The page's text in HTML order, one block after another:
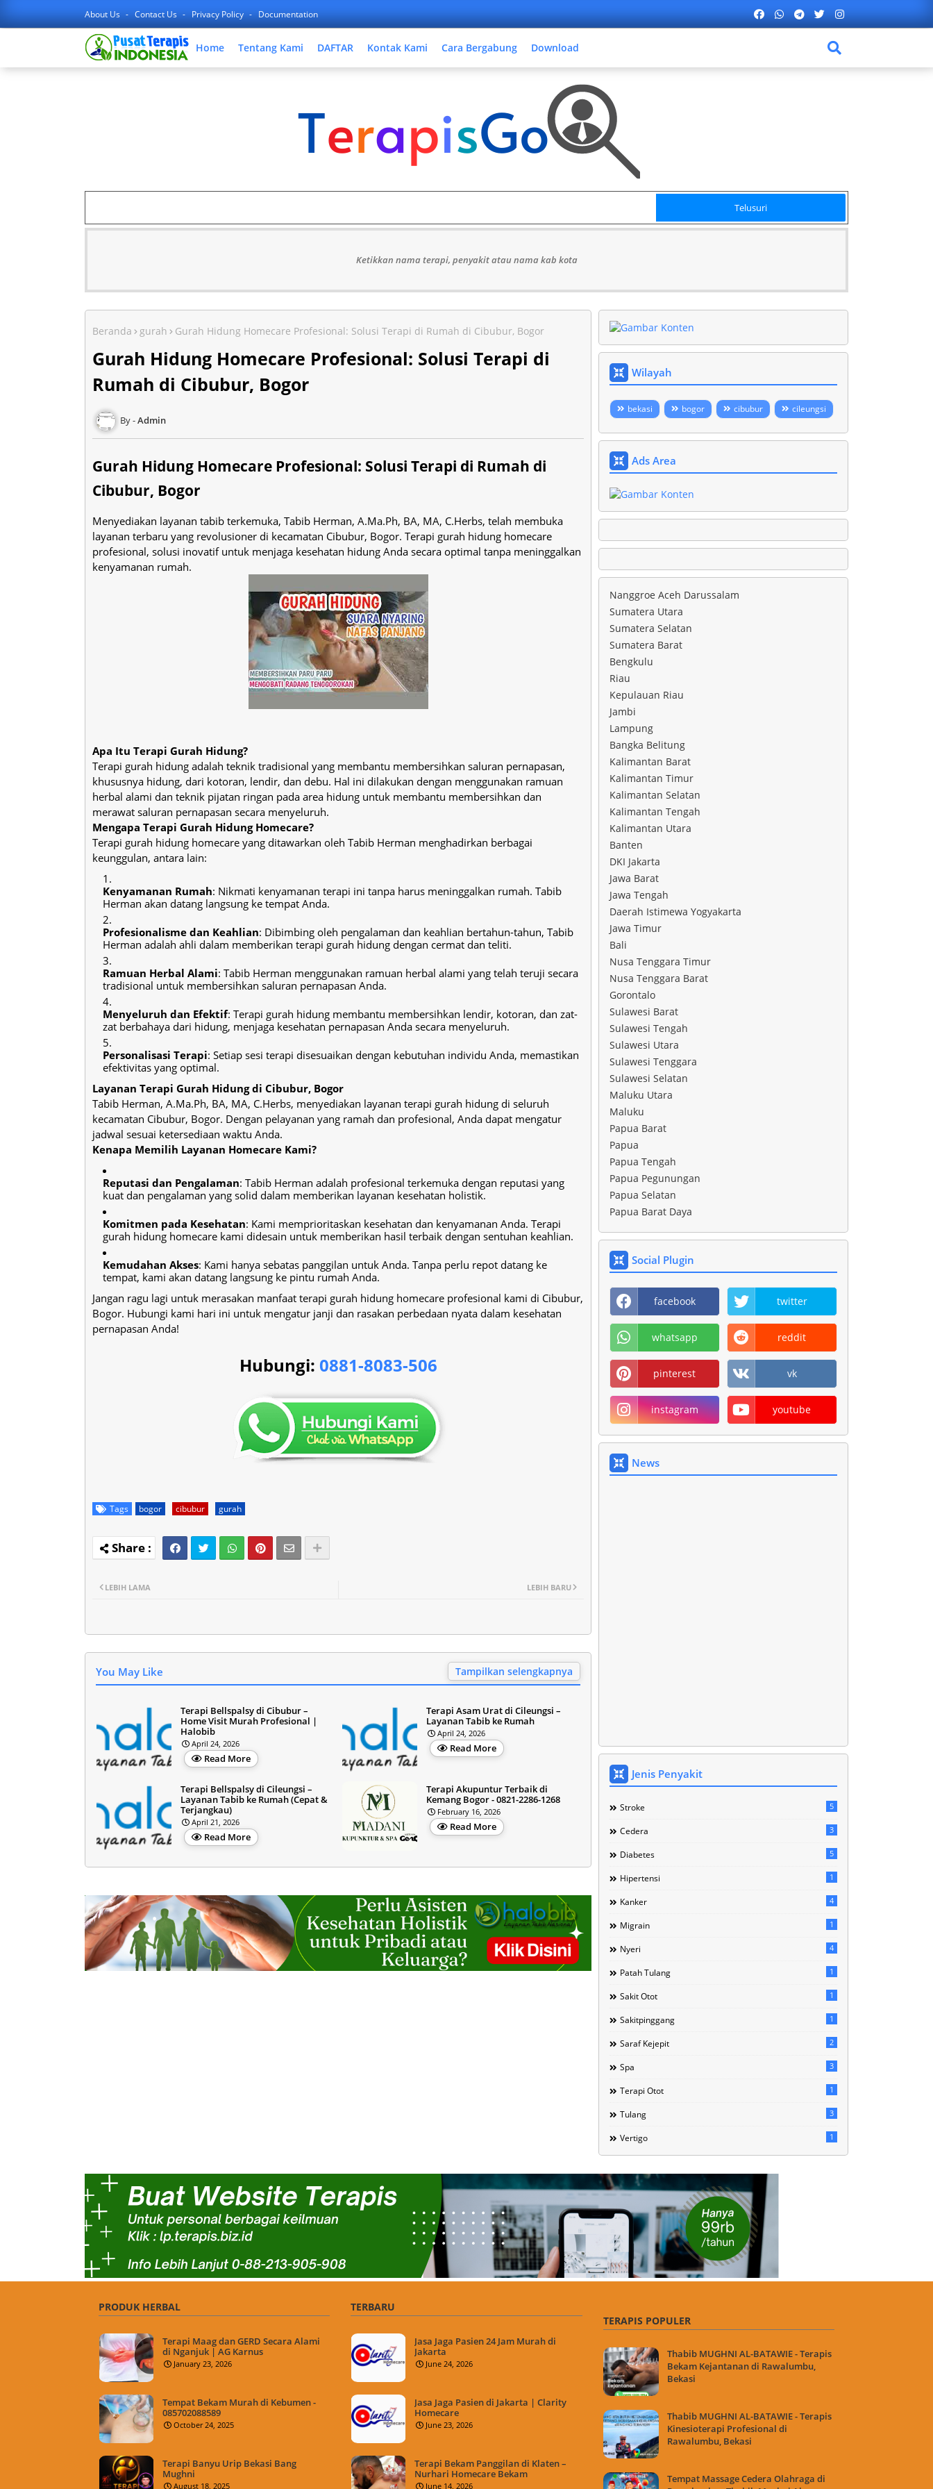
About Us Contact Us Privacy Policy Documentation
Home Tentang Kami DAFTAR Kontak Kami Cara Bergabung Download
Ketikkan nama terapi, penyakit atau nama kab kota
Beranda gurah Gurah Hidung Homecare Profesional: Solusi Terapi di Rumah di Cibubur, Bogor
Gurah Hidung Homecare Profesional: Solusi Terapi di
Rumah di Cibubur, Bogor
Admin
Gurah Hidung Homecare Profesional: Solusi Terapi di Rumah di
Cibubur, Bogor
Menyediakan layanan tabib terkemuka, Tabib Herman, A.Ma.Ph, BA, MA, C.Herbs, telah membuka
layanan terbaru yang revolusioner di kecamatan Cibubur, Bogor. Terapi gurah hidung homecare
profesional, solusi inovatif untuk menjaga kesehatan hidung Anda secara optimal tanpa meninggalkan
kenyamanan rumah.
Apa Itu Terapi Gurah Hidung?
Terapi gurah hidung adalah teknik tradisional yang membantu membersihkan saluran pernapasan,
khususnya hidung, dari kotoran, lendir, dan debu. Hal ini dilakukan dengan menggunakan ramuan
herbal alami dan teknik pijatan ringan pada area hidung untuk membantu membersihkan dan
merawat saluran pernapasan secara menyeluruh.
Mengapa Terapi Gurah Hidung Homecare?
Terapi gurah hidung homecare yang ditawarkan oleh Tabib Herman menghadirkan berbagai
keunggulan, antara lain:
Kenyamanan Rumah: Nikmati kenyamanan terapi ini tanpa harus meninggalkan rumah. Tabib
Herman akan datang langsung ke tempat Anda.
Profesionalisme dan Keahlian: Dibimbing oleh pengalaman dan keahlian bertahun-tahun, Tabib
Herman adalah ahli dalam memberikan terapi gurah hidung dengan cermat dan teliti.
Ramuan Herbal Alami: Tabib Herman menggunakan ramuan herbal alami yang telah teruji secara
tradisional untuk membersihkan saluran pernapasan Anda.
Menyeluruh dan Efektif: Terapi gurah hidung membantu membersihkan lendir, kotoran, dan zat-
zat berbahaya dari hidung, menjaga kesehatan pernapasan Anda secara menyeluruh.
Personalisasi Terapi: Setiap sesi terapi disesuaikan dengan kebutuhan individu Anda, memastikan
efektivitas yang optimal.
Layanan Terapi Gurah Hidung di Cibubur, Bogor
Tabib Herman, A.Ma.Ph, BA, MA, C.Herbs, menyediakan layanan terapi gurah hidung di seluruh
kecamatan Cibubur, Bogor. Dengan pelayanan yang ramah dan profesional, Anda dapat mengatur
jadwal sesuai ketersediaan waktu Anda.
Kenapa Memilih Layanan Homecare Kami?
Reputasi dan Pengalaman: Tabib Herman adalah profesional terkemuka dengan reputasi yang
kuat dan pengalaman yang solid dalam memberikan layanan kesehatan holistik.
Komitmen pada Kesehatan: Kami memprioritaskan kesehatan dan kenyamanan Anda. Terapi
gurah hidung homecare kami didesain untuk memberikan hasil terbaik dengan sentuhan keahlian.
Kemudahan Akses: Kami hanya sebatas panggilan untuk Anda. Tanpa perlu repot datang ke
tempat, kami akan datang langsung ke pintu rumah Anda.
Jangan ragu lagi untuk merasakan manfaat terapi gurah hidung homecare profesional kami di Cibubur,
Bogor. Hubungi kami hari ini untuk mengatur janji dan rasakan perbedaan nyata dalam kesehatan
pernapasan Anda!
Hubungi: 0881-8083-506
Tags bogor cibubur gurah
LEBIH BARU
LEBIH LAMA
You May Like Tampilkan selengkapnya
Terapi Bellspalsy di Cibubur –
Home Visit Murah Profesional |
Halobib
April 24, 2026
Read More
Terapi Asam Urat di Cileungsi –
Layanan Tabib ke Rumah
April 24, 2026
Read More
Terapi Bellspalsy di Cileungsi –
Layanan Tabib ke Rumah (Cepat &
Terjangkau)
April 21, 2026
Read More
Terapi Akupuntur Terbaik di
Kemang Bogor - 0821-2286-1268
February 16, 2026
Read More
Wilayah
bekasi bogor cibubur cileungsi
Ads Area
Nanggroe Aceh Darussalam
Sumatera Utara
Sumatera Selatan
Sumatera Barat
Bengkulu
Riau
Kepulauan Riau
Jambi
Lampung
Bangka Belitung
Kalimantan Barat
Kalimantan Timur
Kalimantan Selatan
Kalimantan Tengah
Kalimantan Utara
Banten
DKI Jakarta
Jawa Barat
Jawa Tengah
Daerah Istimewa Yogyakarta
Jawa Timur
Bali
Nusa Tenggara Timur
Nusa Tenggara Barat
Gorontalo
Sulawesi Barat
Sulawesi Tengah
Sulawesi Utara
Sulawesi Tenggara
Sulawesi Selatan
Maluku Utara
Maluku
Papua Barat
Papua
Papua Tengah
Papua Pegunungan
Papua Selatan
Papua Barat Daya
Social Plugin
facebook twitter
whatsapp reddit
pinterest vk
instagram youtube
News
Jenis Penyakit
Stroke 5
Cedera 3
Diabetes 5
Hipertensi 1
Kanker 4
Migrain 1
Nyeri 4
Patah Tulang 1
Sakit Otot 1
Sakitpinggang 1
Saraf Kejepit 2
Spa 3
Terapi Otot 1
Tulang 3
Vertigo 1
PRODUK HERBAL
Terapi Maag dan GERD Secara Alami
di Nganjuk | AG Karnus
January 23, 2026
Tempat Bekam Murah di Kebumen -
085702088589
October 24, 2025
Terapi Banyu Urip Bekasi Bang
Mughni
August 18, 2025
TERBARU
Jasa Jaga Pasien 24 Jam Murah di
Jakarta
June 24, 2026
Jasa Jaga Pasien di Jakarta | Clarity
Homecare
June 23, 2026
Terapi Bekam Panggilan di Klaten –
Nurhari Homecare Bekam
June 14, 2026
TERAPIS POPULER
Thabib MUGHNI AL-BATAWIE - Terapis
Bekam Kejantanan di Rawalumbu,
Bekasi
Thabib MUGHNI AL-BATAWIE - Terapis
Kinesioterapi Profesional di
Rawalumbu, Bekasi
Tempat Massage Cedera Olahraga di